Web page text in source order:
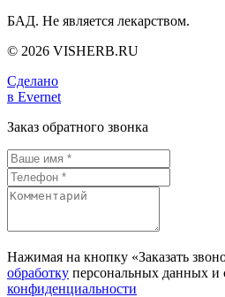
БАД. Не является лекарством.
© 2026 VISHERB.RU
Сделано
в Evernet
Заказ обратного звонка
Нажимая на кнопку «Заказать
обработку персональных данных и
конфиденциальности